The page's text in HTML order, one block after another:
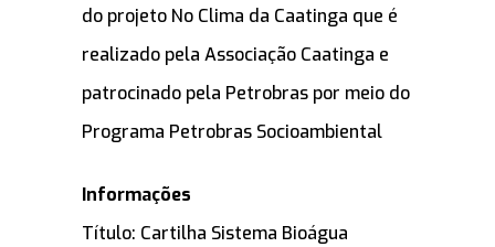
do projeto No Clima da Caatinga que é
realizado pela Associação Caatinga e
patrocinado pela Petrobras por meio do
Programa Petrobras Socioambiental
Informações
Título: Cartilha Sistema Bioágua